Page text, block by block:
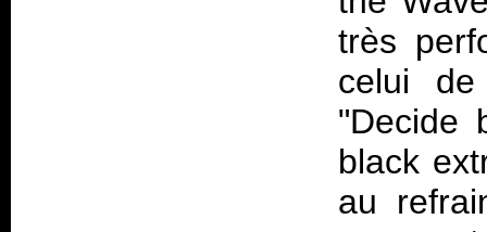
très
celui
"Decide
black
au